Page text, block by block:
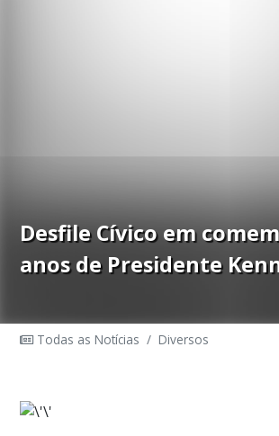
Desfile Cívico em
anos de Presidente
Todas as Notícias / Diversos